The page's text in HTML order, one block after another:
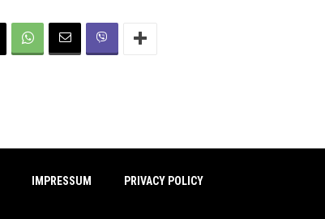
IMPRESSUM PRIVACY POLICY